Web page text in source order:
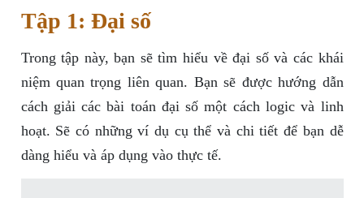
Tập 1: Đại số
Trong tập này, bạn sẽ tìm hiểu về đại số và các khái
niệm quan trọng liên quan. Bạn sẽ được hướng dẫn
cách giải các bài toán đại số một cách logic và linh
hoạt. Sẽ có những ví dụ cụ thể và chi tiết để bạn dễ
dàng hiểu và áp dụng vào thực tế.